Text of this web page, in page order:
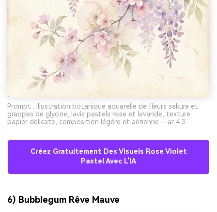
Prompt : illustration botanique aquarelle de fleurs sakura et
grappes de glycine, lavis pastels rose et lavande, texture
papier délicate, composition légère et aérienne --ar 4:3
Créez Gratuitement Des Visuels Rose Violet
Pastel Avec L’IA
6) Bubblegum Rêve Mauve